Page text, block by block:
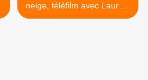
neige, téléfilm avec Laurent
Gerra ce mercredi sur